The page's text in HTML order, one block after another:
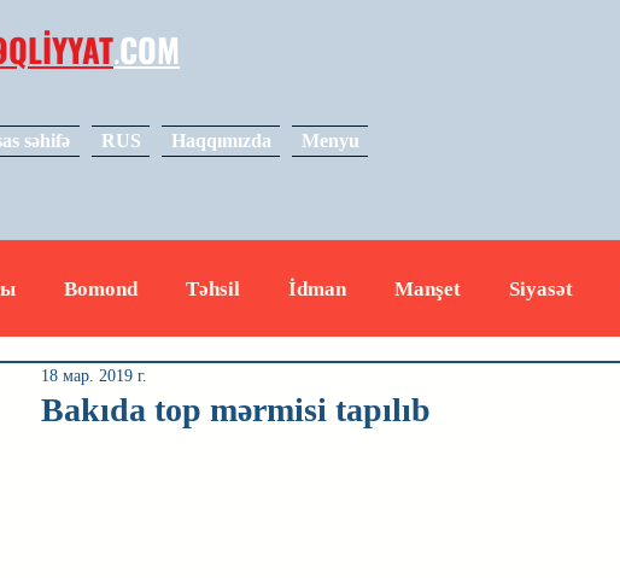
.COM
səhifə RUS Haqqımızda Menyu
Bomond Təhsil İdman Manşet Siyasət
Video
Bakıda top mərmisi tapılıb
18 мар. 2019 г.